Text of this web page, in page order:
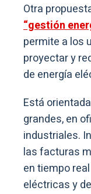
Otra
“gestión
permite a los
proyectar y
de energía
Está
grandes, en
industriales.
las facturas
en tiempo
eléctricas y